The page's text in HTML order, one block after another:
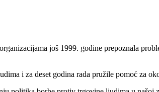
još 1999. godine prepoznala
i za deset godina rada pružile pomoć za